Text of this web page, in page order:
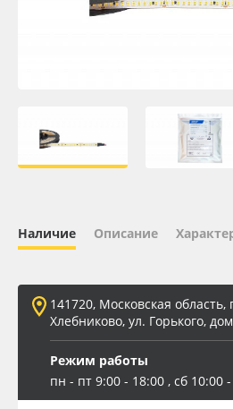
Плёнка монтажная Oratape
ПЭТ листовой
Баннер
Заготовки для сувениров
Наличие Описание
141720, Московская
Хлебниково, ул. Горького,
Режим работы
пн - пт 9:00 - 18:00 , сб 10:00